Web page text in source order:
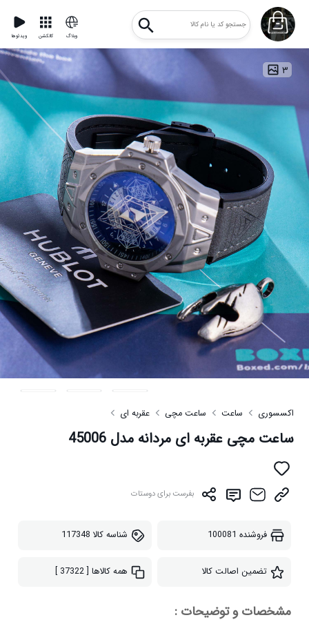
ویدئوها کالکشن وبلاگ
۳
اکسسوری ساعت ساعت مچی عقربه ای
ساعت مچی عقربه ای مردانه مدل 45006
بفرست برای دوستات
فروشنده 100081 شناسه کالا 117348
تضمین اصالت کالا همه کالاها [ 37322 ]
مشخصات و توضیحات :